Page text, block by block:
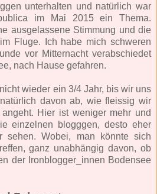
unterhalten und natürlich war
im Mai 2015 ein Thema.
ausgelassene Stimmung und die
Fluge. Ich habe mich schweren
vor Mitternacht verabschiedet
nach Hause gefahren.
wieder ein 3/4 Jahr, bis wir uns
davon ab, wie fleissig wir
Hier ist weniger mehr und
einzelnen blogggen, desto eher
sehen. Wobei, man könnte sich
ganz unabhängig davon, ob
der Ironblogger_innen Bodensee